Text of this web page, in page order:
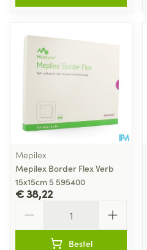
Mepilex
Mepilex Border Flex Verb
15x15cm 5 595400
€ 38,22
Bestel